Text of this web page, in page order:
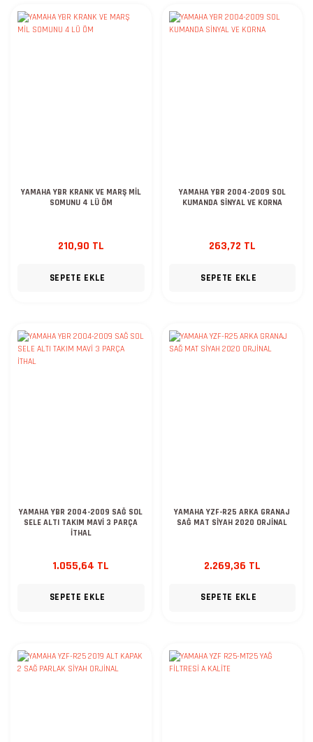
YAMAHA YBR KRANK VE MARŞ MİL
SOMUNU 4 LÜ ÖM
210,90 TL
SEPETE EKLE
YAMAHA YBR 2004-2009 SOL
KUMANDA SİNYAL VE KORNA
263,72 TL
SEPETE EKLE
YAMAHA YBR 2004-2009 SAĞ SOL
SELE ALTI TAKIM MAVİ 3 PARÇA
İTHAL
1.055,64 TL
SEPETE EKLE
YAMAHA YZF-R25 ARKA GRANAJ
SAĞ MAT SİYAH 2020 ORJİNAL
2.269,36 TL
SEPETE EKLE